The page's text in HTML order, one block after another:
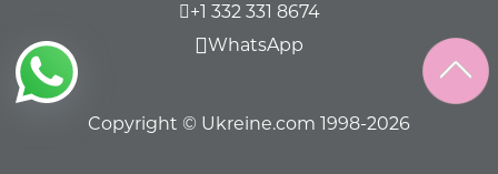
+1 332 331 8674
WhatsApp
Copyright © Ukreine.com 1998-2026